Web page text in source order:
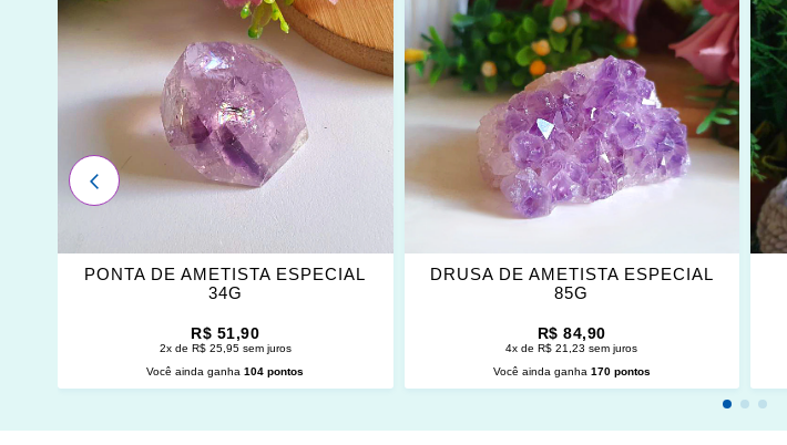
FAVORITOS
PONTA DE AMETISTA ESPECIAL
34G
R$ 51,90
2x de R$ 25,95 sem juros
Você ainda ganha104 pontos
ADICIONAR
OS
FAVORITOS
DRUSA DE AMETISTA ESPECIAL
85G
R$ 84,90
4x de R$ 21,23 sem juros
Você ainda ganha 170 pontos
ANTERIOR